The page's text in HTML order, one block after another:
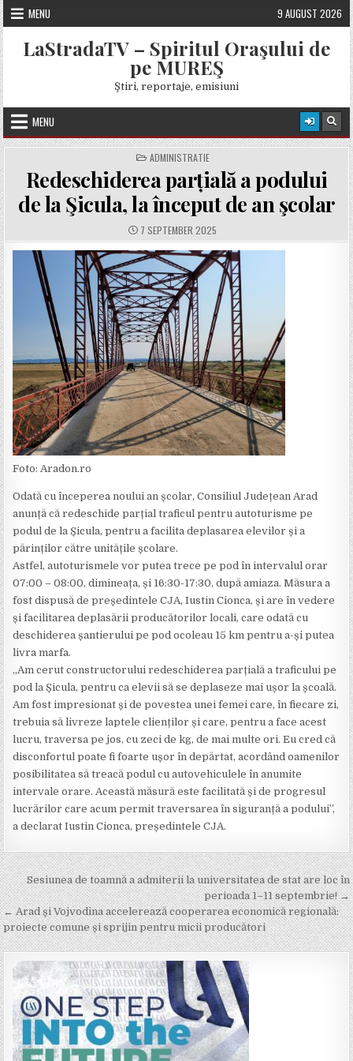
Skip
to
content
MENU 9 AUGUST 2026
LaStradaTV – Spiritul Oraşului de
pe MUREŞ
Ştiri, reportaje, emisiuni
MENU
POSTED
IN
ADMINISTRATIE
Redeschiderea parțială a podului
de la Şicula, la început de an şcolar
PUBLISHED
DATE:
7 SEPTEMBER 2025
Foto: Aradon.ro
Odată cu începerea noului an școlar, Consiliul Județean Arad
anunță că redeschide parțial traficul pentru autoturisme pe
podul de la Șicula, pentru a facilita deplasarea elevilor și a
părinților către unitățile școlare.
Astfel, autoturismele vor putea trece pe pod în intervalul orar
07:00 – 08:00, dimineața, și 16:30-17:30, după amiaza. Măsura a
fost dispusă de președintele CJA, Iustin Cionca, și are în vedere
și facilitarea deplasării producătorilor locali, care odată cu
deschiderea șantierului pe pod ocoleau 15 km pentru a-și putea
livra marfa.
„Am cerut constructorului redeschiderea parțială a traficului pe
pod la Șicula, pentru ca elevii să se deplaseze mai ușor la școală.
Am fost impresionat și de povestea unei femei care, în fiecare zi,
trebuia să livreze laptele clienților și care, pentru a face acest
lucru, traversa pe jos, cu zeci de kg, de mai multe ori. Eu cred că
disconfortul poate fi foarte ușor în depărtat, acordând oamenilor
posibilitatea să treacă podul cu autovehiculele în anumite
intervale orare. Această măsură este facilitată și de progresul
lucrărilor care acum permit traversarea în siguranță a podului”,
a declarat Iustin Cionca, președintele CJA.
Post
navigation
Sesiunea de toamnă a admiterii la universitatea de stat are loc în
perioada 1–11 septembrie! →
← Arad și Vojvodina accelerează cooperarea economică regională:
proiecte comune și sprijin pentru micii producători